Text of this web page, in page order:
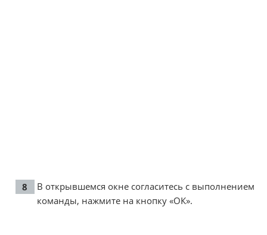
В открывшемся окне согласитесь с выполнением
команды, нажмите на кнопку «ОК».